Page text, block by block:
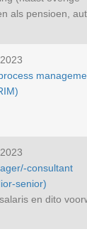
als pensioen,
consultant
senior)
en dito